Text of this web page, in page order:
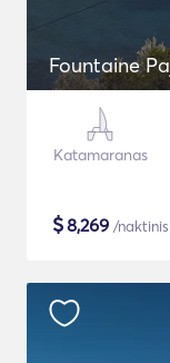
Fountaine
Katamaranas
$8,269 /naktinis